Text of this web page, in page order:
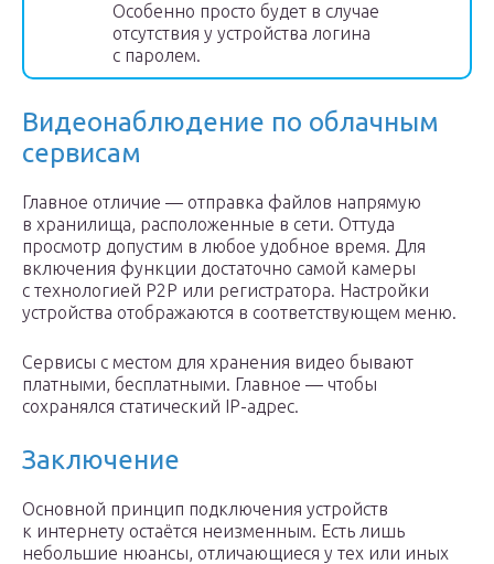
Особенно просто будет в случае
отсутствия у устройства логина
с паролем.
Видеонаблюдение по облачным
сервисам
Главное отличие — отправка файлов напрямую
в хранилища, расположенные в сети. Оттуда
просмотр допустим в любое удобное время. Для
включения функции достаточно самой камеры
с технологией P2P или регистратора. Настройки
устройства отображаются в соответствующем меню.
Сервисы с местом для хранения видео бывают
платными, бесплатными. Главное — чтобы
сохранялся статический IP-адрес.
Заключение
Основной принцип подключения устройств
к интернету остаётся неизменным. Есть лишь
небольшие нюансы, отличающиеся у тех или иных